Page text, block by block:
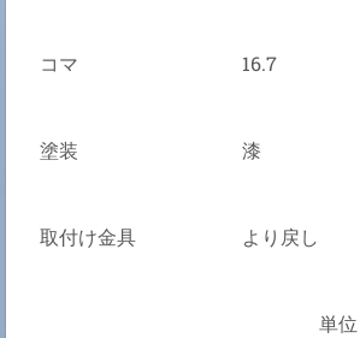
コマ 16.7
塗装 漆
取付け金具 より戻し
単位：